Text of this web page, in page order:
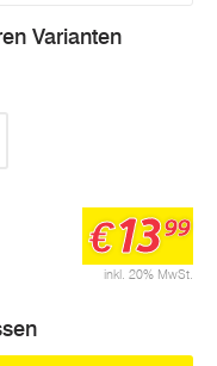
Varianten
inkl. 20% MwSt.
€1399